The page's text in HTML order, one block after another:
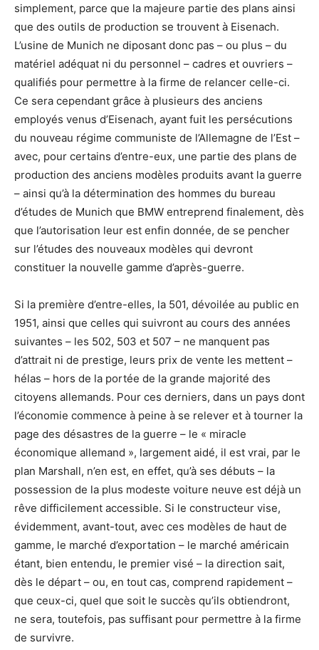
simplement, parce que la majeure partie des plans ainsi
que des outils de production se trouvent à Eisenach.
L’usine de Munich ne diposant donc pas – ou plus – du
matériel adéquat ni du personnel – cadres et ouvriers –
qualifiés pour permettre à la firme de relancer celle-ci.
Ce sera cependant grâce à plusieurs des anciens
employés venus d’Eisenach, ayant fuit les persécutions
du nouveau régime communiste de l’Allemagne de l’Est –
avec, pour certains d’entre-eux, une partie des plans de
production des anciens modèles produits avant la guerre
– ainsi qu’à la détermination des hommes du bureau
d’études de Munich que BMW entreprend finalement, dès
que l’autorisation leur est enfin donnée, de se pencher
sur l’études des nouveaux modèles qui devront
constituer la nouvelle gamme d’après-guerre.
Si la première d’entre-elles, la 501, dévoilée au public en
1951, ainsi que celles qui suivront au cours des années
suivantes – les 502, 503 et 507 – ne manquent pas
d’attrait ni de prestige, leurs prix de vente les mettent –
hélas – hors de la portée de la grande majorité des
citoyens allemands. Pour ces derniers, dans un pays dont
l’économie commence à peine à se relever et à tourner la
page des désastres de la guerre – le « miracle
économique allemand », largement aidé, il est vrai, par le
plan Marshall, n’en est, en effet, qu’à ses débuts – la
possession de la plus modeste voiture neuve est déjà un
rêve difficilement accessible. Si le constructeur vise,
évidemment, avant-tout, avec ces modèles de haut de
gamme, le marché d’exportation – le marché américain
étant, bien entendu, le premier visé – la direction sait,
dès le départ – ou, en tout cas, comprend rapidement –
que ceux-ci, quel que soit le succès qu’ils obtiendront,
ne sera, toutefois, pas suffisant pour permettre à la firme
de survivre.